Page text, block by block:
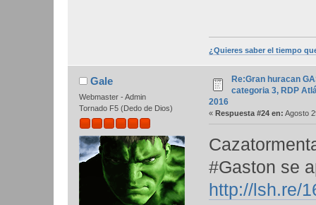
¿Quieres saber el tiempo
Gale
Webmaster - Admin
Tornado F5 (Dedo de Dios)
Re:Gran huracan
categoria 3, RDP
2016
« Respuesta #24 en: Agosto
#Gaston se
http://lsh.re/